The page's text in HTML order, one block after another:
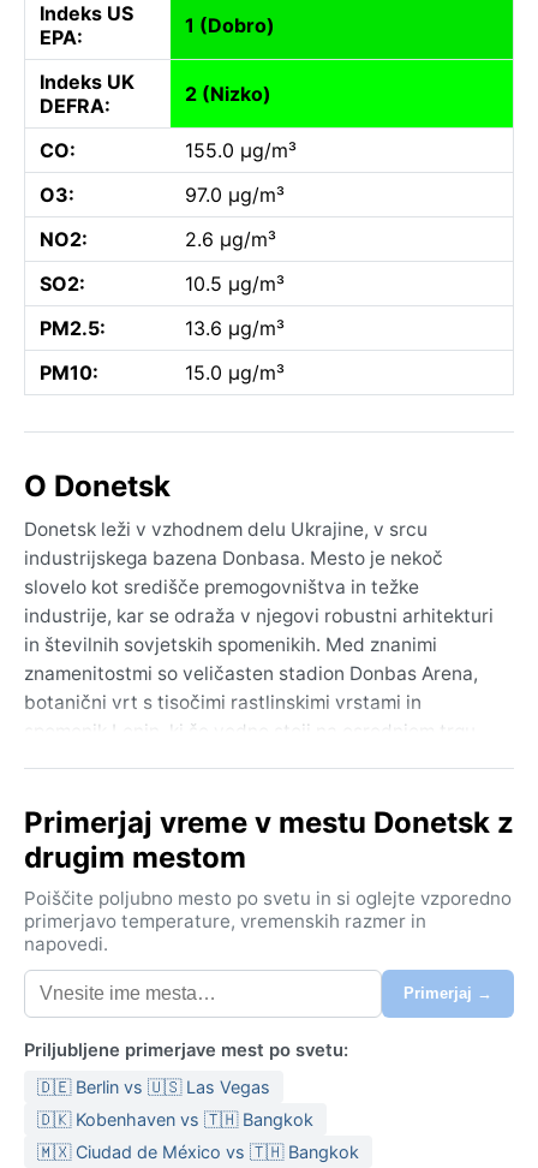
Indeks US
EPA:
1 (Dobro)
Indeks UK
DEFRA:
2 (Nizko)
CO:
155.0 µg/m³
O3:
97.0 µg/m³
NO2:
2.6 µg/m³
SO2:
10.5 µg/m³
PM2.5:
13.6 µg/m³
PM10:
15.0 µg/m³
O Donetsk
Donetsk leži v vzhodnem delu Ukrajine, v srcu
industrijskega bazena Donbasa. Mesto je nekoč
slovelo kot središče premogovništva in težke
industrije, kar se odraža v njegovi robustni arhitekturi
in številnih sovjetskih spomenikih. Med znanimi
znamenitostmi so veličasten stadion Donbas Arena,
botanični vrt s tisočimi rastlinskimi vrstami in
spomenik Lenin, ki še vedno stoji na osrednjem trgu.
duhom stare delavske prestolnice, a tudi z zelenimi
oazami, kjer domačini uživajo ob koncih tedna.
Podnebje v Donetsku je po Köppnovi klasifikaciji Dfa –
vlažno celinsko z vročimi poletji. Poletja so topla in
soparna, s povprečnimi temperaturami okoli 22 °C,
pogosto pa se dvignejo nad 30 °C in spremljajo jih
nevihte. Zime so mrzle in snežene, s temperaturami, ki
razporejene čez leto, a nekoliko več jih pade poleti
zaradi nalivov. Vlažnost je zmerna, poleti pa zaradi
sopare moteča. Za potovanje je treba poleti vzeti
lahka oblačila in dežnik, pozimi pa tople plasti, debel
Primerjaj vreme v mestu Donetsk z
drugim mestom
Poiščite poljubno mesto po svetu in si oglejte vzporedno
primerjavo temperature, vremenskih razmer in
napovedi.
Primerjaj →
Priljubljene primerjave mest po svetu:
🇩🇪 Berlin vs 🇺🇸 Las Vegas
🇩🇰 Kobenhaven vs 🇹🇭 Bangkok
🇲🇽 Ciudad de México vs 🇹🇭 Bangkok